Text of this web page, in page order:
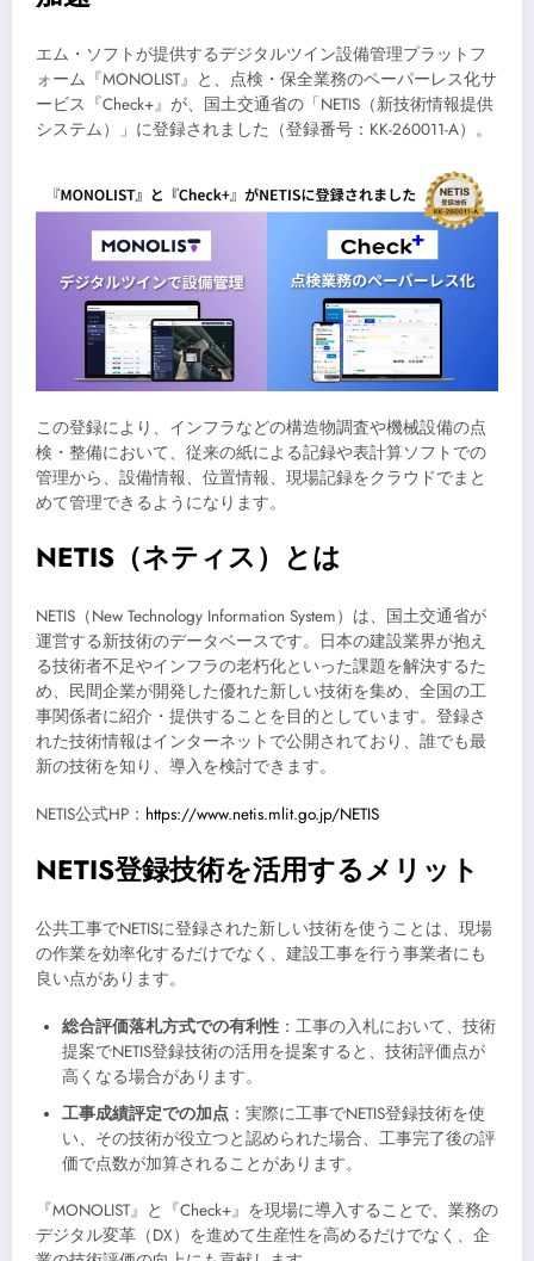
エム・ソフトが提供するデジタルツイン設備管理プラットフ
ォーム『MONOLIST』と、点検・保全業務のペーパーレス化サ
ービス『Check+』が、国土交通省の「NETIS（新技術情報提供
システム）」に登録されました（登録番号：KK-260011-A）。
この登録により、インフラなどの構造物調査や機械設備の点
検・整備において、従来の紙による記録や表計算ソフトでの
管理から、設備情報、位置情報、現場記録をクラウドでまと
めて管理できるようになります。
NETIS（ネティス）とは
NETIS（New Technology Information System）は、国土交通省が
運営する新技術のデータベースです。日本の建設業界が抱え
る技術者不足やインフラの老朽化といった課題を解決するた
め、民間企業が開発した優れた新しい技術を集め、全国の工
事関係者に紹介・提供することを目的としています。登録さ
れた技術情報はインターネットで公開されており、誰でも最
新の技術を知り、導入を検討できます。
NETIS公式HP： https://www.netis.mlit.go.jp/NETIS
NETIS登録技術を活用するメリット
公共工事でNETISに登録された新しい技術を使うことは、現場
の作業を効率化するだけでなく、建設工事を行う事業者にも
良い点があります。
総合評価落札方式での有利性 ：工事の入札において、技術
提案でNETIS登録技術の活用を提案すると、技術評価点が
高くなる場合があります。
工事成績評定での加点 ：実際に工事でNETIS登録技術を使
い、その技術が役立つと認められた場合、工事完了後の評
価で点数が加算されることがあります。
『MONOLIST』と『Check+』を現場に導入することで、業務の
デジタル変革（DX）を進めて生産性を高めるだけでなく、企